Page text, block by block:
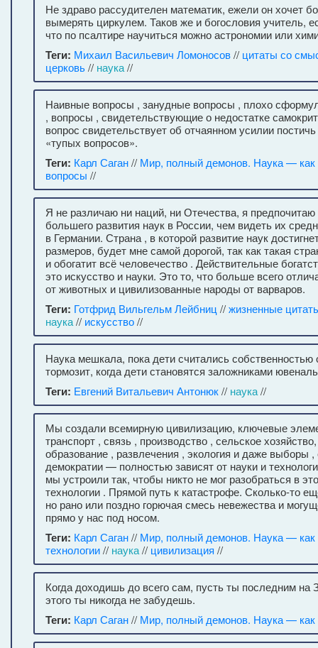
Не здраво рассудителен математик, ежели он хочет
вымерять циркулем. Таков же и богословия учитель,
что по псалтире научиться можно астрономии или
Теги: Михаил Васильевич Ломоносов// цитаты со
церковь// наука//
Наивные вопросы , занудные вопросы , плохо
, вопросы , свидетельствующие о недостатке
вопрос свидетельствует об отчаянном усилии
«тупых вопросов».
Теги: Карл Саган// Мир, полный демонов. Наука — как
вопросы //
Я не различаю ни наций, ни Отечества, я
большего развития наук в России, чем видеть их
в Германии. Страна , в которой развитие наук
размеров, будет мне самой дорогой, так как такая
и обогатит всё человечество . Действительные
это искусство и науки. Это то, что больше всего
от животных и цивилизованные народы от варваров.
Теги: Готфрид Вильгельм Лейбниц //жизненные
наука// искусство//
Наука мешкала, пока дети считались собственностью
тормозит, когда дети становятся заложниками
Теги: Евгений Витальевич Антонюк// наука//
Мы создали всемирную цивилизацию, ключевые
транспорт , связь , производство , сельское
образование , развлечения , экология и даже выборы
демократии — полностью зависят от науки и
мы устроили так, чтобы никто не мог разобраться в
технологии . Прямой путь к катастрофе. Сколько-то
но рано или поздно горючая смесь невежества и
прямо у нас под носом.
Теги: Карл Саган// Мир, полный демонов. Наука — как
технологии// наука// цивилизация //
Когда доходишь до всего сам, пусть ты последним
этого ты никогда не забудешь.
Теги: Карл Саган// Мир, полный демонов. Наука — как